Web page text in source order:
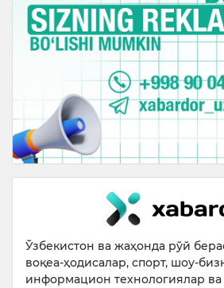
Ўзбекистон ва жаҳонда рўй
воқеа-ҳодисалар, спорт, шоу-
информацион технологиялар